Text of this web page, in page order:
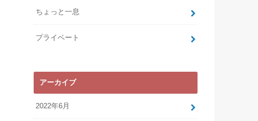
ちょっと一息
プライベート
アーカイブ
2022年6月